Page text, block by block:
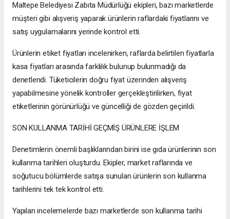
Maltepe Belediyesi Zabıta Müdürlüğü ekipleri, bazı marketlerde
müşteri gibi alışveriş yaparak ürünlerin raflardaki fiyatlarını ve
satış uygulamalarını yerinde kontrol etti.
Ürünlerin etiket fiyatları incelenirken, raflarda belirtilen fiyatlarla
kasa fiyatları arasında farklılık bulunup bulunmadığı da
denetlendi. Tüketicilerin doğru fiyat üzerinden alışveriş
yapabilmesine yönelik kontroller gerçekleştirilirken, fiyat
etiketlerinin görünürlüğü ve güncelliği de gözden geçirildi.
SON KULLANMA TARİHİ GEÇMİŞ ÜRÜNLERE İŞLEM
Denetimlerin önemli başlıklarından birini ise gıda ürünlerinin son
kullanma tarihleri oluşturdu. Ekipler, market raflarında ve
soğutucu bölümlerde satışa sunulan ürünlerin son kullanma
tarihlerini tek tek kontrol etti.
Yapılan incelemelerde bazı marketlerde son kullanma tarihi